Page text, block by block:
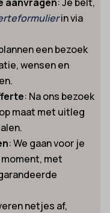
in via
een bezoek
wensen en
: Na ons bezoek
maat met uitleg
: We gaan voor je
met
netjes af,